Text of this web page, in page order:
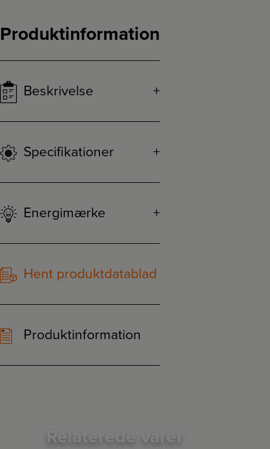
Produktinformation
Beskrivelse
Specifikationer
Energimærke
Hent produktdatablad
Produktinformation
Relaterede varer